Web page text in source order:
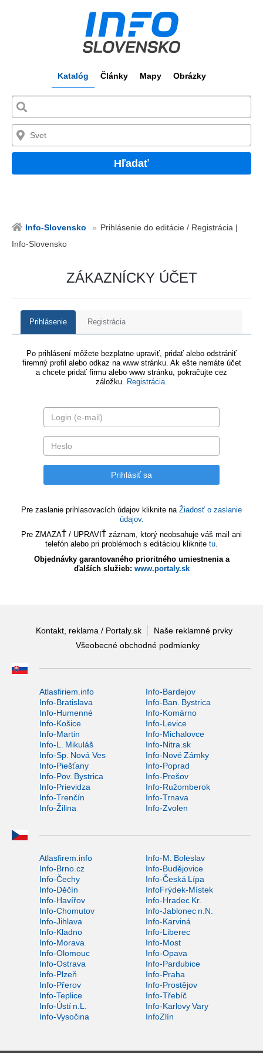
Katalóg Články Mapy Obrázky
Hľadať
Info-Slovensko
Prihlásenie do editácie / Registrácia |
Info-Slovensko
ZÁKAZNÍCKY ÚČET
Prihlásenie Registrácia
Po prihlásení môžete bezplatne upraviť, pridať alebo odstrániť
firemný profil alebo odkaz na www stránku. Ak ešte nemáte účet
a chcete pridať firmu alebo www stránku, pokračujte cez
záložku. Registrácia.
Pre zaslanie prihlasovacích údajov kliknite na Žiadosť o zaslanie
údajov.
Pre ZMAZAŤ / UPRAVIŤ záznam, ktorý neobsahuje váš mail ani
telefón alebo pri problémoch s editáciou kliknite tu.
Objednávky garantovaného prioritného umiestnenia a
ďalších služieb: www.portaly.sk
Kontakt, reklama / Portaly.sk
Naše reklamné prvky
Všeobecné obchodné podmienky
Atlasfiriem.info
Info-Bardejov
Info-Bratislava
Info-Ban. Bystrica
Info-Humenné
Info-Komárno
Info-Košice
Info-Levice
Info-Martin
Info-Michalovce
Info-L. Mikuláš
Info-Nitra.sk
Info-Sp. Nová Ves
Info-Nové Zámky
Info-Piešťany
Info-Poprad
Info-Pov. Bystrica
Info-Prešov
Info-Prievidza
Info-Ružomberok
Info-Trenčín
Info-Trnava
Info-Žilina
Info-Zvolen
Atlasfirem.info
Info-M. Boleslav
Info-Brno.cz
Info-Budějovice
Info-Čechy
Info-Česká Lípa
Info-Děčín
InfoFrýdek-Místek
Info-Havířov
Info-Hradec Kr.
Info-Chomutov
Info-Jablonec n.N.
Info-Jihlava
Info-Karviná
Info-Kladno
Info-Liberec
Info-Morava
Info-Most
Info-Olomouc
Info-Opava
Info-Ostrava
Info-Pardubice
Info-Plzeň
Info-Praha
Info-Přerov
Info-Prostějov
Info-Teplice
Info-Třebíč
Info-Ústí n.L.
Info-Karlovy Vary
Info-Vysočina
InfoZlín